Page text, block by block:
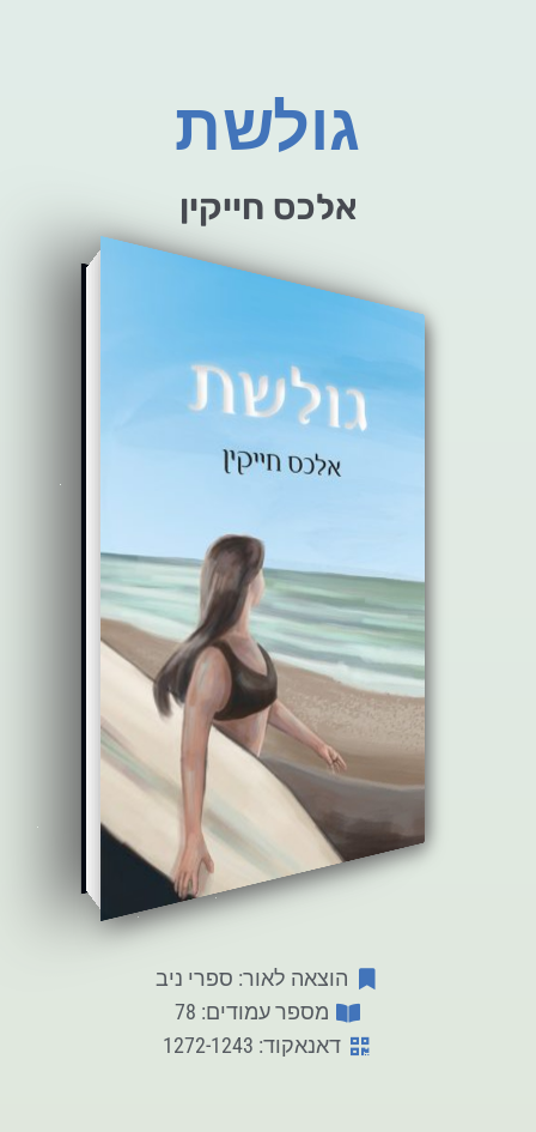
גולשת
אלכס חייקין
הוצאה לאור: ספרי ניב
מספר עמודים: 78
דאנאקוד: 1272-1243